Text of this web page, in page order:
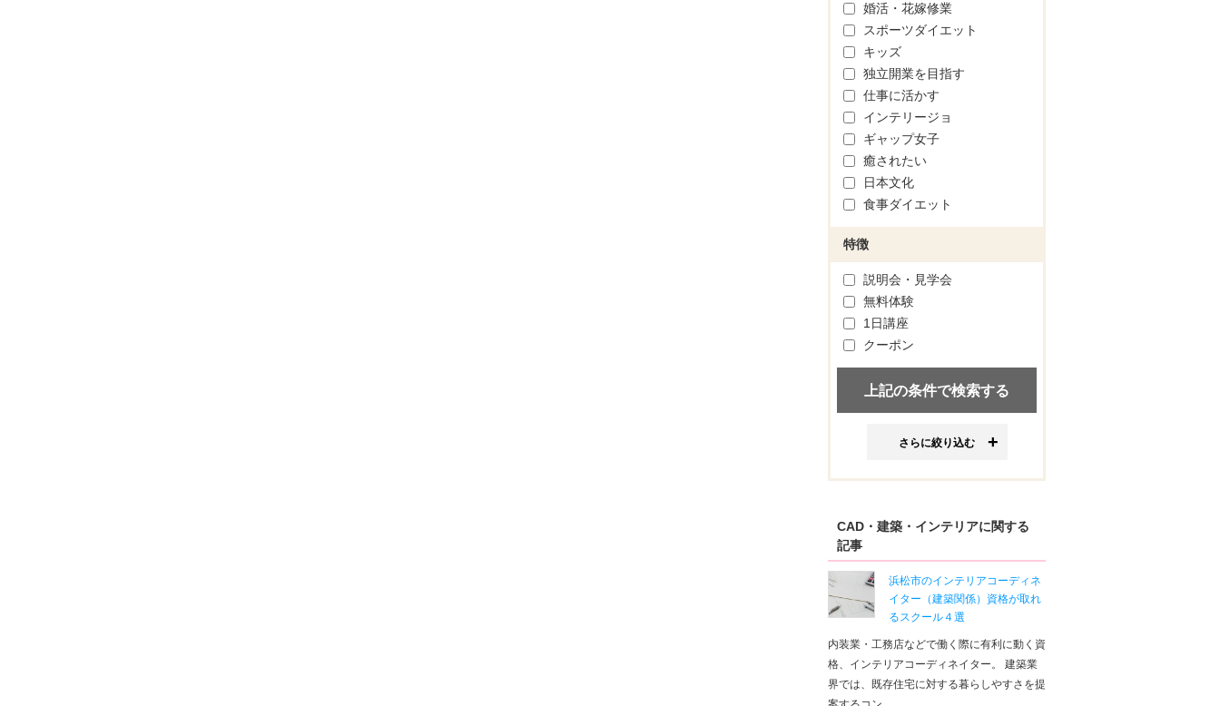
婚活・花嫁修業
スポーツダイエット
キッズ
独立開業を目指す
仕事に活かす
インテリージョ
ギャップ女子
癒されたい
日本文化
食事ダイエット
特徴
説明会・見学会
無料体験
1日講座
クーポン
さらに絞り込む
CAD・建築・インテリアに関する
記事
浜松市のインテリアコーディネ
イター（建築関係）資格が取れ
るスクール４選
内装業・工務店などで働く際に有利に動く資
格、インテリアコーディネイター。 建築業
界では、既存住宅に対する暮らしやすさを提